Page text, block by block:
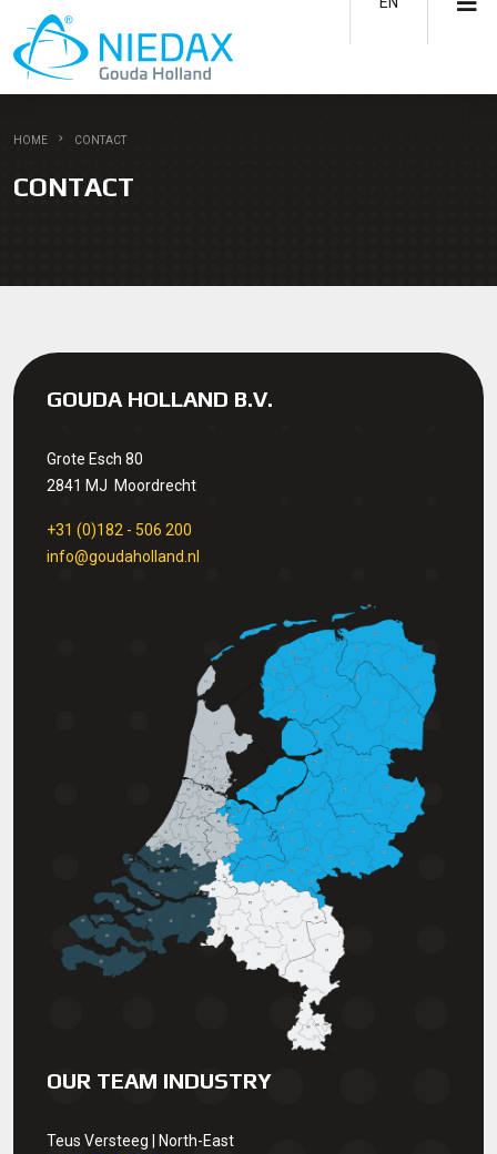
HOME CONTACT
CONTACT
GOUDA HOLLAND B.V.
Grote Esch 80
2841 MJ Moordrecht
+31 (0)182 - 506 200
info@goudaholland.nl
OUR TEAM INDUSTRY
Teus Versteeg | North-East